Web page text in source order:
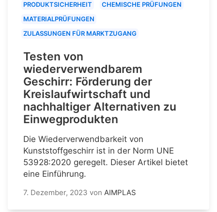
PRODUKTSICHERHEIT
CHEMISCHE PRÜFUNGEN
MATERIALPRÜFUNGEN
ZULASSUNGEN FÜR MARKTZUGANG
Testen von
wiederverwendbarem
Geschirr: Förderung der
Kreislaufwirtschaft und
nachhaltiger Alternativen zu
Einwegprodukten
Die Wiederverwendbarkeit von
Kunststoffgeschirr ist in der Norm UNE
53928:2020 geregelt. Dieser Artikel bietet
eine Einführung.
7. Dezember, 2023 von AIMPLAS